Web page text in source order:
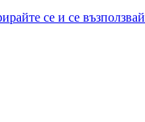
се и се